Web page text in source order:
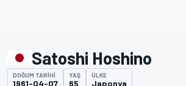
Satoshi Hoshino
DOĞUM TARIHI
1961-04-07
YAŞ
65
ÜLKE
Japonya